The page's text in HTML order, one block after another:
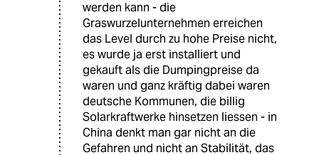
werden kann - die
Graswurzelunternehmen erreichen
das Level durch zu hohe Preise nicht,
es wurde ja erst installiert und
gekauft als die Dumpingpreise da
waren und ganz kräftig dabei waren
deutsche Kommunen, die billig
Solarkraftwerke hinsetzen liessen - in
China denkt man gar nicht an die
Gefahren und nicht an Stabilität, das